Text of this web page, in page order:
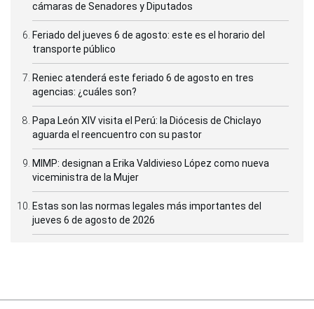
cámaras de Senadores y Diputados
Feriado del jueves 6 de agosto: este es el horario del
transporte público
Reniec atenderá este feriado 6 de agosto en tres
agencias: ¿cuáles son?
Papa León XIV visita el Perú: la Diócesis de Chiclayo
aguarda el reencuentro con su pastor
MIMP: designan a Erika Valdivieso López como nueva
viceministra de la Mujer
Estas son las normas legales más importantes del
jueves 6 de agosto de 2026